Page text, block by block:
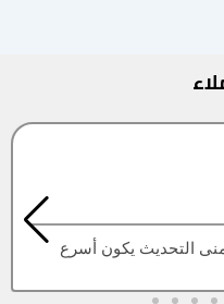
التحديث يكون أسرع